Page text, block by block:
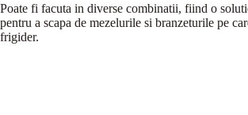
Poate fi facuta in diverse combinatii, fiind o
pentru a scapa de mezelurile si branzeturile pe
frigider.